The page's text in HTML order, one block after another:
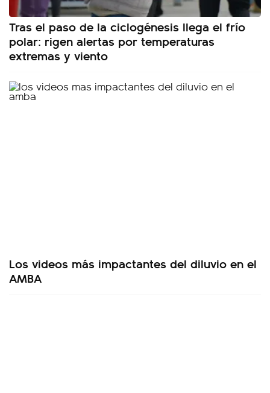
Tras el paso de la ciclogénesis llega el frío
polar: rigen alertas por temperaturas
extremas y viento
Los videos más impactantes del diluvio en el
AMBA